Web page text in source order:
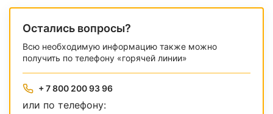
Остались вопросы?
Всю необходимую информацию также можно
получить по телефону «горячей линии»
+ 7 800 200 93 96
или по телефону: